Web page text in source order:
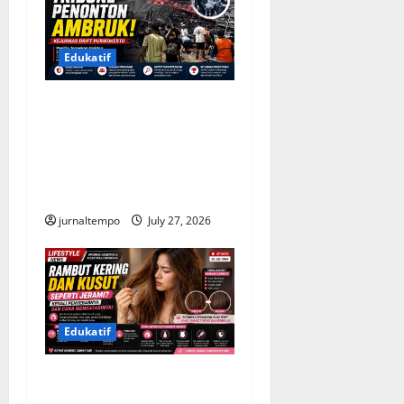
Edukatif
jurnaltempo July 27, 2026
Edukatif